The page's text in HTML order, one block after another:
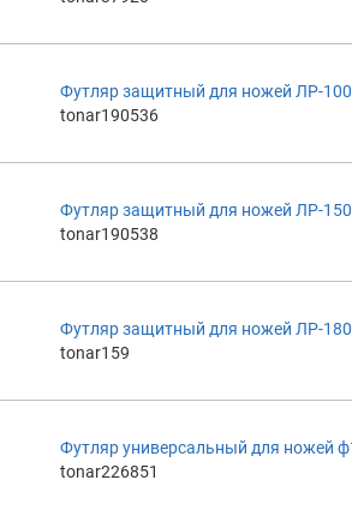
Футляр защитный для ножей ЛР-
tonar190536
Футляр защитный для ножей ЛР-
tonar190538
Футляр защитный для ножей ЛР-180
tonar159
Футляр универсальный для ножей
tonar226851